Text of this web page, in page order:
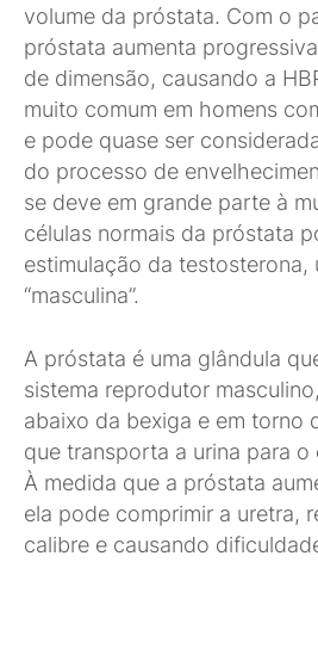
volume da próstata. Com o
próstata aumenta
de dimensão, causando a
muito comum em homens
e pode quase ser
do processo de
se deve em grande parte à
células normais da próstata
estimulação da testosterona,
“masculina”.
A próstata é uma glândula
sistema reprodutor
abaixo da bexiga e em torno
que transporta a urina para
À medida que a próstata
ela pode comprimir a uretra,
calibre e causando